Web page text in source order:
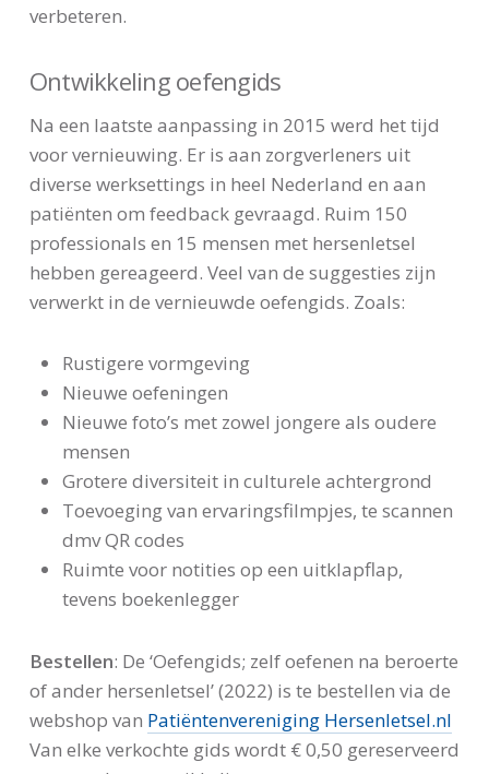
verbeteren.
Ontwikkeling oefengids
Na een laatste aanpassing in 2015 werd het tijd
voor vernieuwing. Er is aan zorgverleners uit
diverse werksettings in heel Nederland en aan
patiënten om feedback gevraagd. Ruim 150
professionals en 15 mensen met hersenletsel
hebben gereageerd. Veel van de suggesties zijn
verwerkt in de vernieuwde oefengids. Zoals:
Rustigere vormgeving
Nieuwe oefeningen
Nieuwe foto’s met zowel jongere als oudere
mensen
Grotere diversiteit in culturele achtergrond
Toevoeging van ervaringsfilmpjes, te scannen
dmv QR codes
Ruimte voor notities op een uitklapflap,
tevens boekenlegger
Bestellen: De ‘Oefengids; zelf oefenen na beroerte
of ander hersenletsel’ (2022) is te bestellen via de
webshop van Patiëntenvereniging Hersenletsel.nl
Van elke verkochte gids wordt € 0,50 gereserveerd